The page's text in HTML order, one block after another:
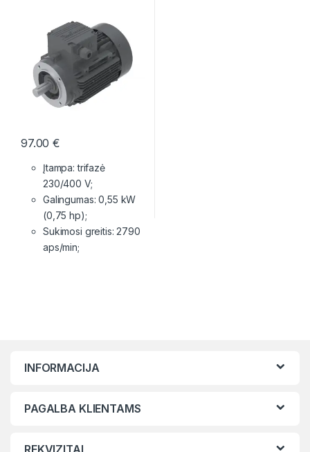
97.00€
Įtampa: trifazė
230/400 V;
Galingumas: 0,55 kW
(0,75 hp);
Sukimosi greitis: 2790
aps/min;
INFORMACIJA
PAGALBA KLIENTAMS
REKVIZITAI